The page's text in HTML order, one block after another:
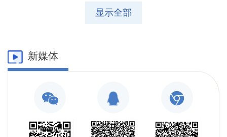
显示全部
新媒体